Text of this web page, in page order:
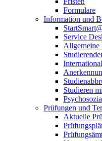
Formulare
Information und
Service
Allgemeine
Studieren
Prüfungen und
Aktuelle